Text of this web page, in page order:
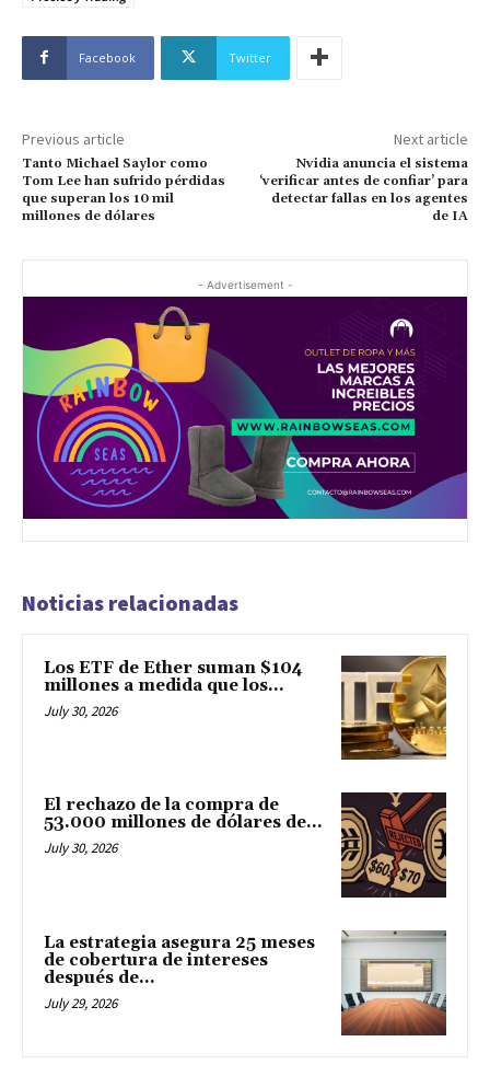
Facebook Twitter
Previous article
Tanto Michael Saylor como
Tom Lee han sufrido pérdidas
que superan los 10 mil
millones de dólares
Next article
Nvidia anuncia el sistema
‘verificar antes de confiar’ para
detectar fallas en los agentes
de IA
- Advertisement -
Noticias relacionadas
Los ETF de Ether suman $104
millones a medida que los...
July 30, 2026
El rechazo de la compra de
53.000 millones de dólares de...
July 30, 2026
La estrategia asegura 25 meses
de cobertura de intereses
después de...
July 29, 2026